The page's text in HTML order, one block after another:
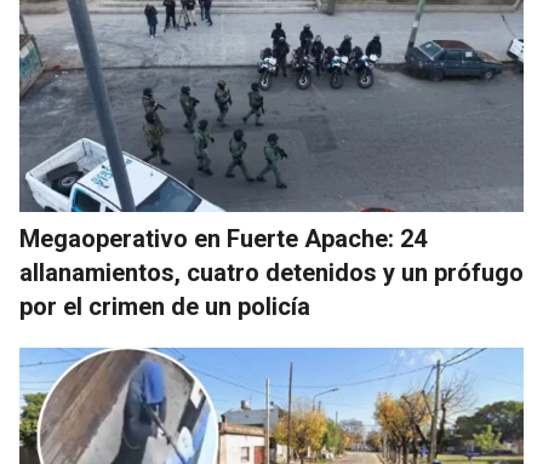
Megaoperativo en Fuerte Apache: 24
allanamientos, cuatro detenidos y un prófugo
por el crimen de un policía